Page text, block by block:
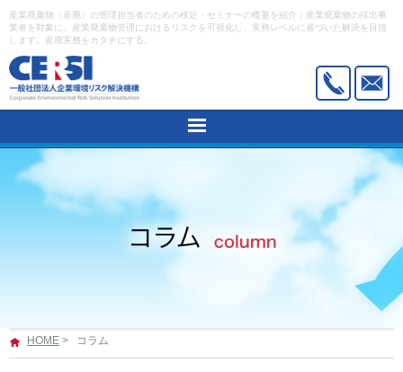
産業廃棄物（産廃）の管理担当者のための検定・セミナーの概要を紹介｜産業廃棄物の排出事
業者を対象に、産業廃棄物管理におけるリスクを可視化し、実務レベルに基づいた解決を目指
します。産廃実務をカタチにする。
HOME
建築物石綿含有建材調査者講習
石綿作業主任者技能講習
新着情報
HOME > コラム